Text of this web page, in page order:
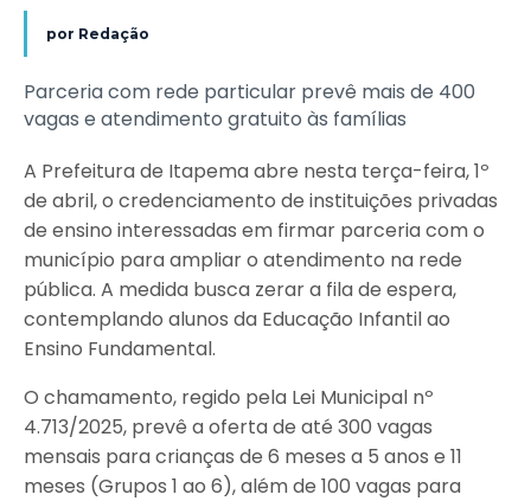
por Redação
Parceria com rede particular prevê mais de 400
vagas e atendimento gratuito às famílias
A Prefeitura de Itapema abre nesta terça-feira, 1º
de abril, o credenciamento de instituições privadas
de ensino interessadas em firmar parceria com o
município para ampliar o atendimento na rede
pública. A medida busca zerar a fila de espera,
contemplando alunos da Educação Infantil ao
Ensino Fundamental.
O chamamento, regido pela Lei Municipal nº
4.713/2025, prevê a oferta de até 300 vagas
mensais para crianças de 6 meses a 5 anos e 11
meses (Grupos 1 ao 6), além de 100 vagas para